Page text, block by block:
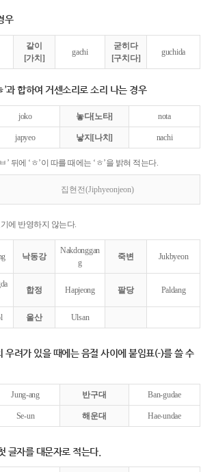
우
같이
[가치]
gachi
굳히다
[구치다]
guchida
’과 합하여 거센소리로 소리 나는 경우
joko 놓다[노타] nota
japyeo 낳지[나치] nachi
’ 뒤에 ‘ㅎ’이 따를 때에는 ‘ㅎ’을 밝혀 적는다.
집현전(Jiphyeonjeon)
에 반영하지 않는다.
낙동강
Nakdonggan
g
죽변 Jukbyeon
합정 Hapjeong 팔당 Paldang
울산 Ulsan
우려가 있을 때에는 음절 사이에 붙임표(-)를 쓸 수
Jung-ang 반구대 Ban-gudae
Se-un 해운대 Hae-undae
글자를 대문자로 적는다.